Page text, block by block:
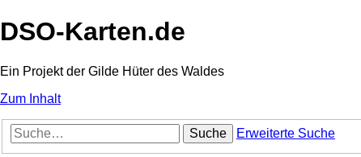
DSO-Karten.de
Ein Projekt der Gilde Hüter des Waldes
Zum Inhalt
Suche Erweiterte Suche